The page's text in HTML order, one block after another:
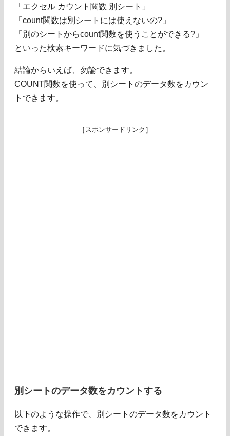
「エクセル カウント関数 別シート」
「count関数は別シートには使えないの?」
「別のシートからcount関数を使うことができる?」
といった検索キーワードに気づきました。
結論からいえば、勿論できます。
COUNT関数を使って、別シートのデータ数をカウン
トできます。
［スポンサードリンク］
別シートのデータ数をカウントする
以下のような操作で、別シートのデータ数をカウント
できます。